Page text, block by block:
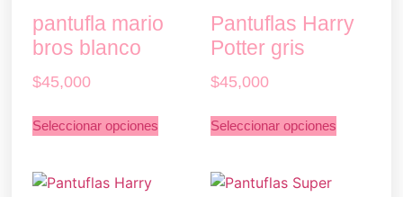
pantufla mario
bros blanco
$45,000
Seleccionar opciones
Pantuflas Harry
Potter gris
$45,000
Seleccionar opciones